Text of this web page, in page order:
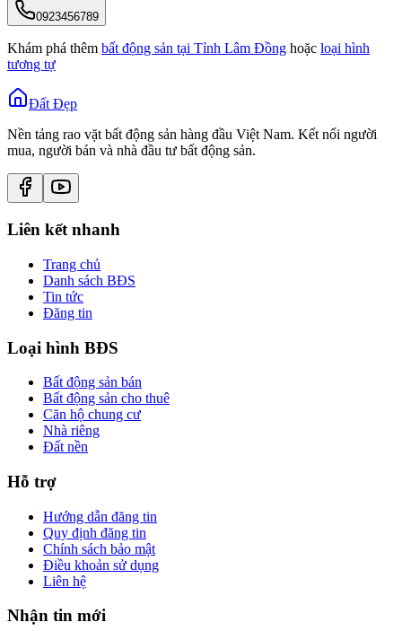
0923456789
Khám phá thêm bất động sản tại Tỉnh Lâm Đồng hoặc loại hình
tương tự
Đất Đẹp
Nền tảng rao vặt bất động sản hàng đầu Việt Nam. Kết nối người
mua, người bán và nhà đầu tư bất động sản.
Liên kết nhanh
Trang chủ
Danh sách BĐS
Tin tức
Đăng tin
Loại hình BĐS
Bất động sản bán
Bất động sản cho thuê
Căn hộ chung cư
Nhà riêng
Đất nền
Hỗ trợ
Hướng dẫn đăng tin
Quy định đăng tin
Chính sách bảo mật
Điều khoản sử dụng
Liên hệ
Nhận tin mới